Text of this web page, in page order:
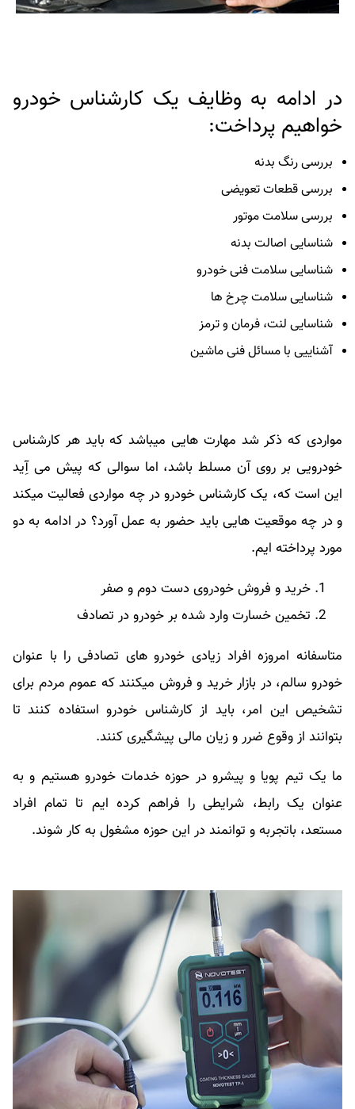
در ادامه به وظایف یک کارشناس خودرو
خواهیم پرداخت:
بررسی رنگ بدنه
بررسی قطعات تعویضی
بررسی سلامت موتور
شناسایی اصالت بدنه
شناسایی سلامت فنی خودرو
شناسایی سلامت چرخ ها
شناسایی لنت، فرمان و ترمز
آشناییی با مسائل فنی ماشین
مواردی که ذکر شد مهارت هایی میباشد که باید هر کارشناس
خودرویی بر روی آن مسلط باشد، اما سوالی که پیش می آِید
این است که، یک کارشناس خودرو در چه مواردی فعالیت میکند
و در چه موقعیت هایی باید حضور به عمل آورد؟ در ادامه به دو
مورد پرداخته ایم.
خرید و فروش خودروی دست دوم و صفر
تخمین خسارت وارد شده بر خودرو در تصادف
متاسفانه امروزه افراد زیادی خودرو های تصادفی را با عنوان
خودرو سالم، در بازار خرید و فروش میکنند که عموم مردم برای
تشخیص این امر، باید از کارشناس خودرو استفاده کنند تا
بتوانند از وقوع ضرر و زیان مالی پیشگیری کنند.
ما یک تیم پویا و پیشرو در حوزه خدمات خودرو هستیم و به
عنوان یک رابط، شرایطی را فراهم کرده ایم تا تمام افراد
مستعد، باتجربه و توانمند در این حوزه مشغول به کار شوند.